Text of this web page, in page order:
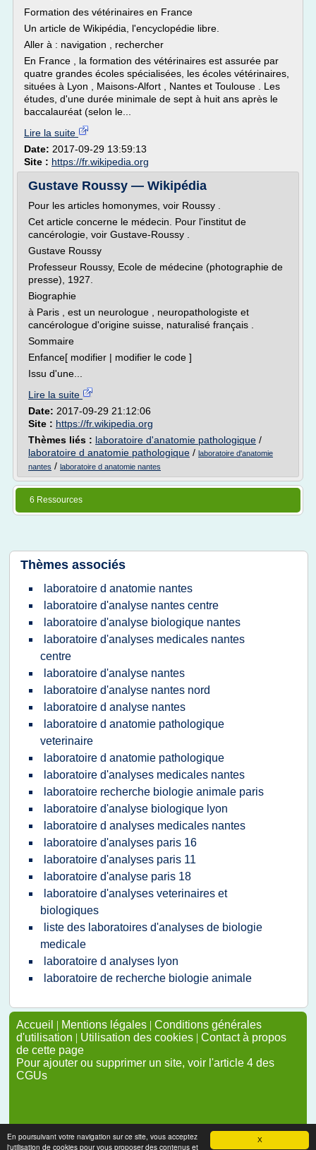
X
En poursuivant votre navigation sur ce site, vous acceptez
l'utilisation de cookies pour vous proposer des contenus et
Formation des vétérinaires en France
Un article de Wikipédia, l'encyclopédie libre.
Aller à : navigation , rechercher
En France , la formation des vétérinaires est assurée par
quatre grandes écoles spécialisées, les écoles vétérinaires,
situées à Lyon , Maisons-Alfort , Nantes et Toulouse . Les
études, d'une durée minimale de sept à huit ans après le
baccalauréat (selon le...
Lire la suite
Date: 2017-09-29 13:59:13
Site : https://fr.wikipedia.org
Gustave Roussy — Wikipédia
Pour les articles homonymes, voir Roussy .
Cet article concerne le médecin. Pour l'institut de
cancérologie, voir Gustave-Roussy .
Gustave Roussy
Professeur Roussy, Ecole de médecine (photographie de
presse), 1927.
Biographie
à Paris , est un neurologue , neuropathologiste et
cancérologue d'origine suisse, naturalisé français .
Sommaire
Enfance[ modifier | modifier le code ]
Issu d'une...
Lire la suite
Date: 2017-09-29 21:12:06
Site : https://fr.wikipedia.org
Thèmes liés : laboratoire d'anatomie pathologique /
laboratoire d anatomie pathologique / laboratoire d'anatomie
nantes / laboratoire d anatomie nantes
6 Ressources
Thèmes associés
laboratoire d anatomie nantes
laboratoire d'analyse nantes centre
laboratoire d'analyse biologique nantes
laboratoire d'analyses medicales nantes
centre
laboratoire d'analyse nantes
laboratoire d'analyse nantes nord
laboratoire d analyse nantes
laboratoire d anatomie pathologique
veterinaire
laboratoire d anatomie pathologique
laboratoire d'analyses medicales nantes
laboratoire recherche biologie animale paris
laboratoire d'analyse biologique lyon
laboratoire d analyses medicales nantes
laboratoire d'analyses paris 16
laboratoire d'analyses paris 11
laboratoire d'analyse paris 18
laboratoire d'analyses veterinaires et
biologiques
liste des laboratoires d'analyses de biologie
medicale
laboratoire d analyses lyon
laboratoire de recherche biologie animale
Accueil | Mentions légales | Conditions générales
d'utilisation | Utilisation des cookies | Contact à propos
de cette page
Pour ajouter ou supprimer un site, voir l'article 4 des
CGUs